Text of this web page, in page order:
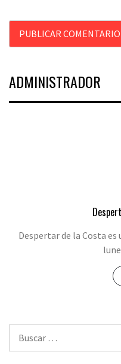
ADMINISTRADOR
Despertar de la Costa es